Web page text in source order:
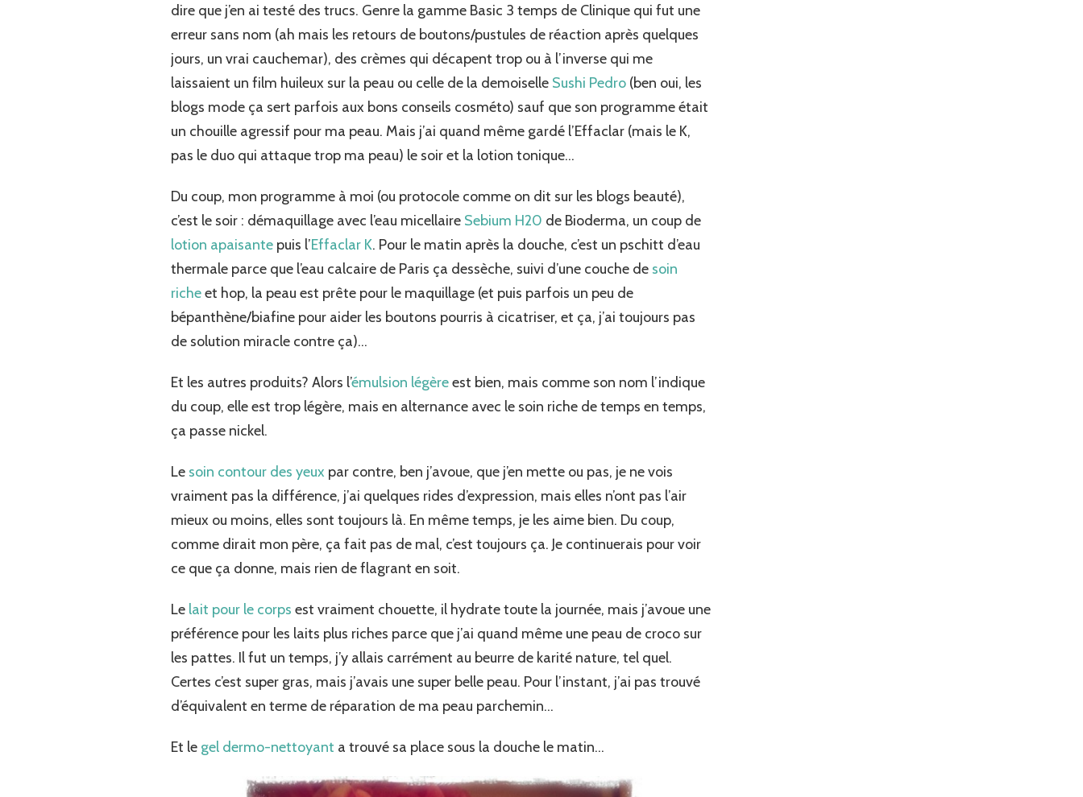
dire que j’en ai testé des trucs. Genre la gamme Basic 3 temps de Clinique qui fut une
erreur sans nom (ah mais les retours de boutons/pustules de réaction après quelques
jours, un vrai cauchemar), des crèmes qui décapent trop ou à l’inverse qui me
laissaient un film huileux sur la peau ou celle de la demoiselle Sushi Pedro (ben oui, les
blogs mode ça sert parfois aux bons conseils cosméto) sauf que son programme était
un chouille agressif pour ma peau. Mais j’ai quand même gardé l’Effaclar (mais le K,
pas le duo qui attaque trop ma peau) le soir et la lotion tonique…
Du coup, mon programme à moi (ou protocole comme on dit sur les blogs beauté),
c’est le soir : démaquillage avec l’eau micellaire Sebium H20 de Bioderma, un coup de
lotion apaisante puis l’Effaclar K. Pour le matin après la douche, c’est un pschitt d’eau
thermale parce que l’eau calcaire de Paris ça dessèche, suivi d’une couche de soin
richeet hop, la peau est prête pour le maquillage (et puis parfois un peu de
bépanthène/biafine pour aider les boutons pourris à cicatriser, et ça, j’ai toujours pas
de solution miracle contre ça)…
Et les autres produits? Alors l’émulsion légèreest bien, mais comme son nom l’indique
du coup, elle est trop légère, mais en alternance avec le soin riche de temps en temps,
ça passe nickel.
Le soin contour des yeux par contre, ben j’avoue, que j’en mette ou pas, je ne vois
vraiment pas la différence, j’ai quelques rides d’expression, mais elles n’ont pas l’air
mieux ou moins, elles sont toujours là. En même temps, je les aime bien. Du coup,
comme dirait mon père, ça fait pas de mal, c’est toujours ça. Je continuerais pour voir
ce que ça donne, mais rien de flagrant en soit.
Le lait pour le corps est vraiment chouette, il hydrate toute la journée, mais j’avoue une
préférence pour les laits plus riches parce que j’ai quand même une peau de croco sur
les pattes. Il fut un temps, j’y allais carrément au beurre de karité nature, tel quel.
Certes c’est super gras, mais j’avais une super belle peau. Pour l’instant, j’ai pas trouvé
d’équivalent en terme de réparation de ma peau parchemin…
Et le gel dermo-nettoyant a trouvé sa place sous la douche le matin…